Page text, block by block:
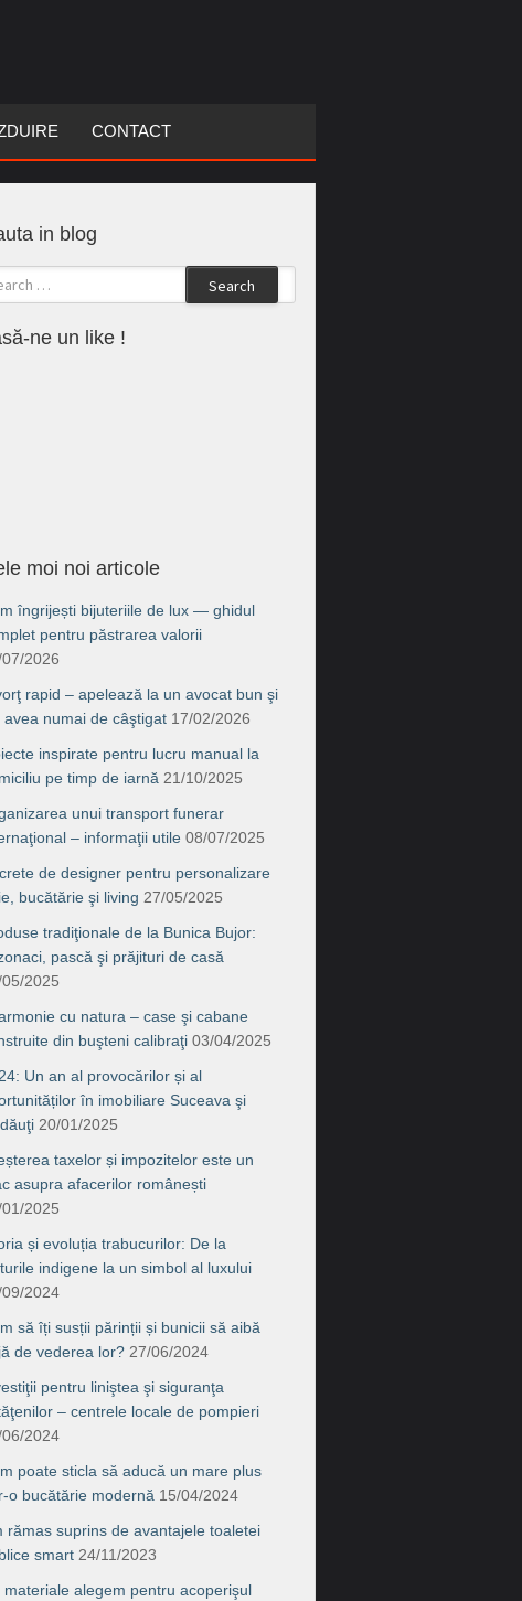
CONTACT
in blog
Search
ne un like !
moi noi articole
îngrijești bijuteriile de lux — ghidul
pentru păstrarea valorii
2026
rapid – apelează la un avocat bun şi
avea numai de câştigat 17/02/2026
inspirate pentru lucru manual la
pe timp de iarnă 21/10/2025
unui transport funerar
– informaţii utile 08/07/2025
de designer pentru personalizare
bucătărie şi living 27/05/2025
tradiţionale de la Bunica Bujor:
pască şi prăjituri de casă
2025
cu natura – case şi cabane
din buşteni calibraţi 03/04/2025
Un an al provocărilor și al
în imobiliare Suceava şi
20/01/2025
taxelor și impozitelor este un
asupra afacerilor românești
2025
și evoluția trabucurilor: De la
indigene la un simbol al luxului
09/2024
să îți susții părinții și bunicii să aibă
de vederea lor? 27/06/2024
pentru liniştea şi siguranţa
– centrele locale de pompieri
2024
poate sticla să aducă un mare plus
o bucătărie modernă 15/04/2024
rămas suprins de avantajele toaletei
smart 24/11/2023
materiale alegem pentru acoperişul